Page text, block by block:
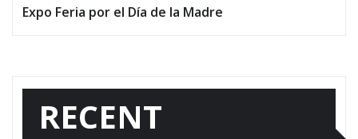
Expo Feria por el Día de la Madre
RECENT